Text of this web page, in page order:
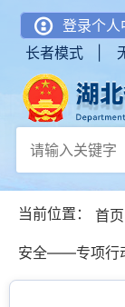
登录个人
长者模式 |
当前位置： 首页
安全——专项行